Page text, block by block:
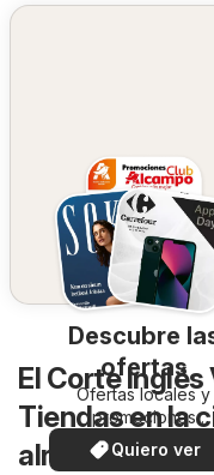
Descubre
ofertas
Ofertas locales y
promociones
especiales.
Quiero ver
El Corte
Tiendas en la
alrededores